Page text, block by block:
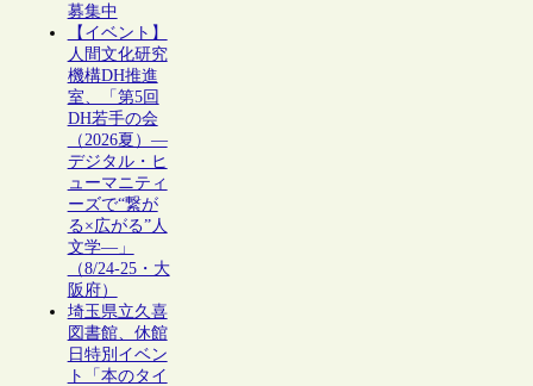
募集中
【イベント】
人間文化研究
機構DH推進
室、「第5回
DH若手の会
（2026夏）―
デジタル・ヒ
ューマニティ
ーズで“繋が
る×広がる”人
文学―」
（8/24-25・大
阪府）
埼玉県立久喜
図書館、休館
日特別イベン
ト「本のタイ